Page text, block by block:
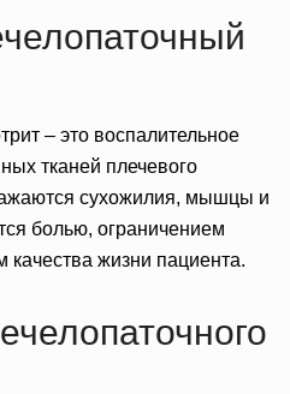
– это воспалительное
тканей плечевого
сухожилия, мышцы и
болью, ограничением
жизни пациента.